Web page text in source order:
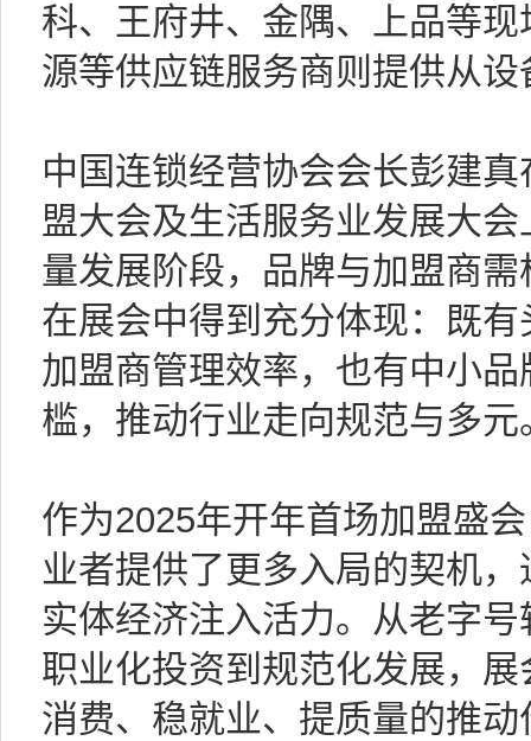
科、王府井、金隅、上品等
源等供应链服务商则提供从
中国连锁经营协会会长彭建
盟大会及生活服务业发展大
量发展阶段，品牌与加盟商
在展会中得到充分体现：既
加盟商管理效率，也有中小
槛，推动行业走向规范与多元
作为2025年开年首场加盟盛
业者提供了更多入局的契机
实体经济注入活力。从老字
职业化投资到规范化发展，
消费、稳就业、提质量的推